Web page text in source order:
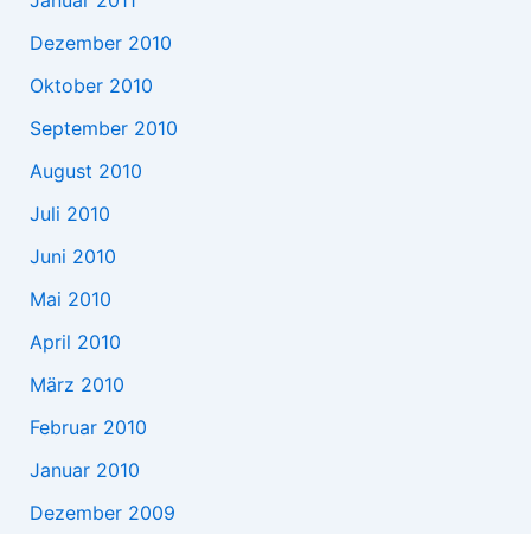
Dezember 2010
Oktober 2010
September 2010
August 2010
Juli 2010
Juni 2010
Mai 2010
April 2010
März 2010
Februar 2010
Januar 2010
Dezember 2009